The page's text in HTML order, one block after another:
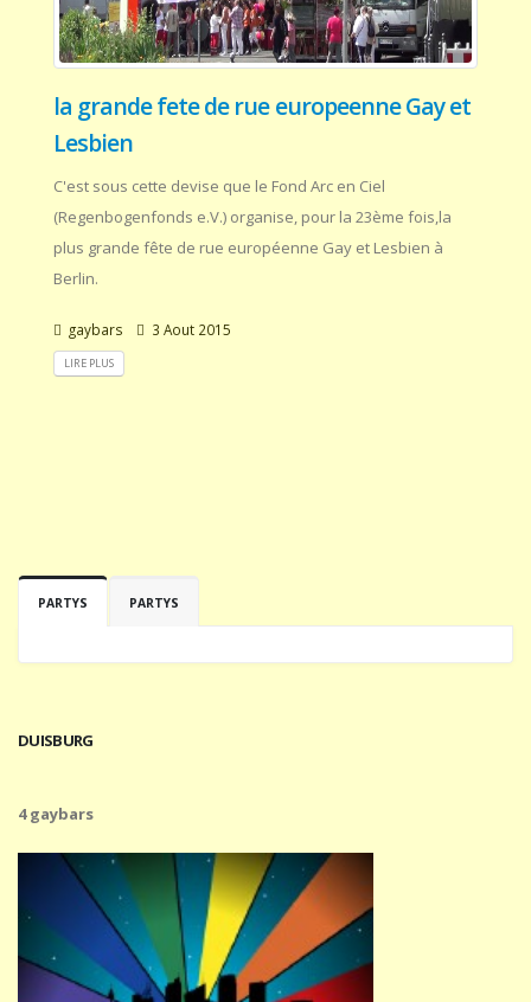
la grande fete de rue europeenne Gay et
Lesbien
C'est sous cette devise que le Fond Arc en Ciel
(Regenbogenfonds e.V.) organise, pour la 23ème fois,la
plus grande fête de rue européenne Gay et Lesbien à
Berlin.
gaybars 3 Aout 2015
LIRE PLUS
PARTYS PARTYS
DUISBURG
4 gaybars